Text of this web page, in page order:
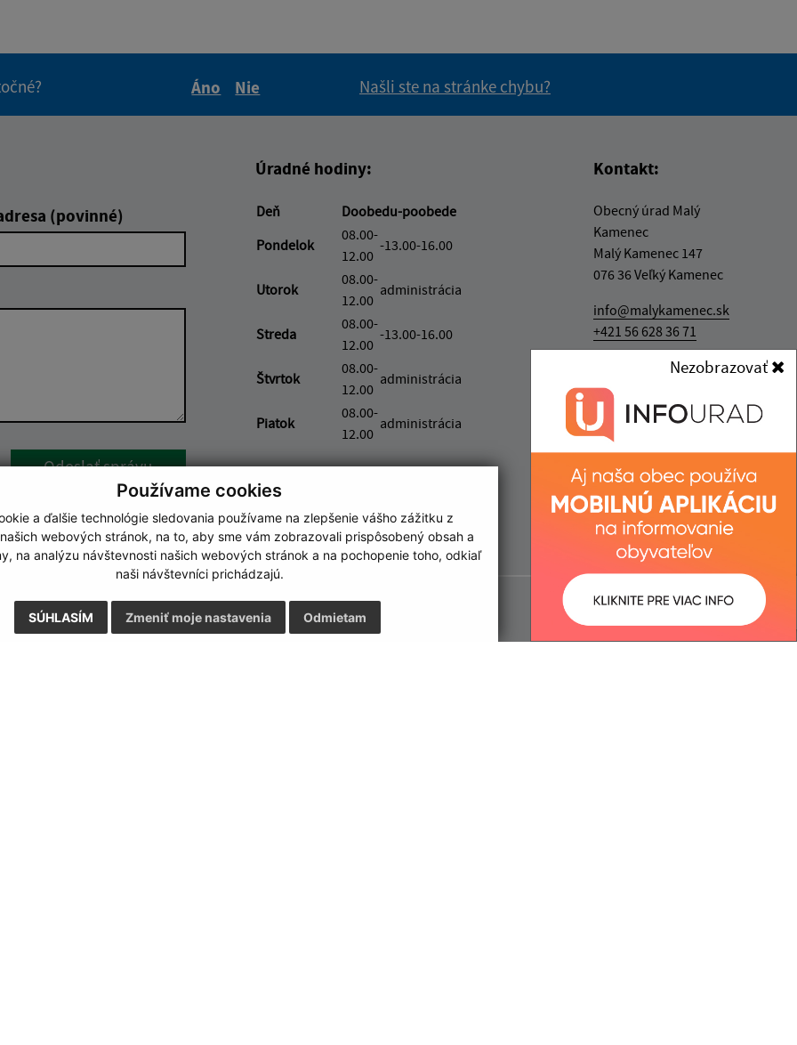
Používame cookies
a ďalšie technológie sledovania používame na zlepšenie vášho zážitku z
webových stránok, na to, aby sme vám zobrazovali prispôsobený obsah a
na analýzu návštevnosti našich webových stránok a na pochopenie toho, odkiaľ
naši návštevníci prichádzajú.
SÚHLASÍM Odmietam
Zmeniť moje nastavenia
Nezobrazovať
Áno
Nie
Našli ste na stránke chybu?
(povinné)
Google reCaptcha Response
Odoslať správu
Úradné hodiny:
Deň
Doobedu-poobede
Pondelok
08.00-
12.00
-13.00-16.00
Utorok
08.00-
12.00
administrácia
Streda
08.00-
12.00
-13.00-16.00
Štvrtok
08.00-
12.00
administrácia
Piatok
08.00-
12.00
administrácia
Kontakt:
Obecný úrad Malý
Kamenec
Malý Kamenec 147
076 36 Veľký Kamenec
info@malykamenec.sk
+421 56 628 36 71
IČO: 00331732